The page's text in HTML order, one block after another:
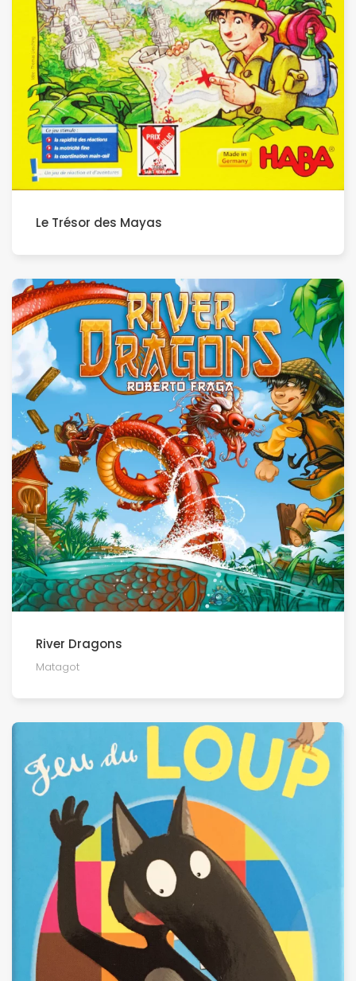
Le Trésor des Mayas
River Dragons
Matagot